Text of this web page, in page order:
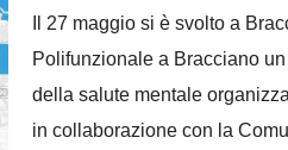
disagio psichico e
Il 27 maggio si è svolto a
Polifunzionale a Bracciano
della salute mentale
in collaborazione con la